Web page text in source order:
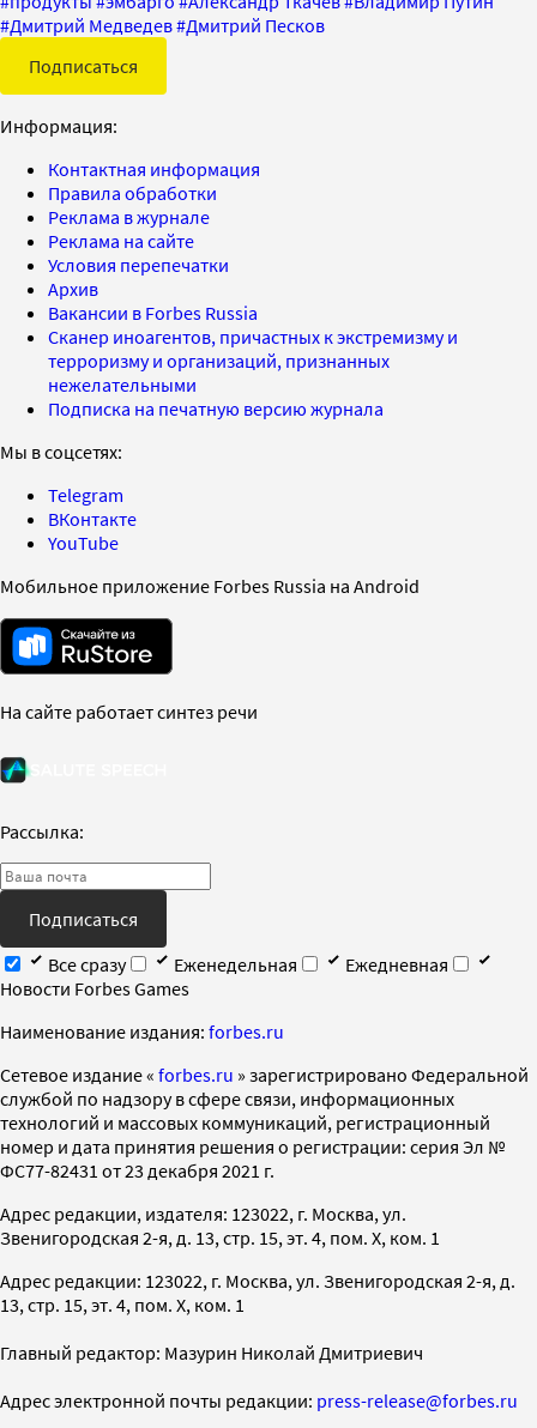
#Дмитрий Медведев#Дмитрий Песков
Подписаться
Информация:
Контактная информация
Правила обработки
Реклама в журнале
Реклама на сайте
Условия перепечатки
Архив
Вакансии в Forbes Russia
Сканер иноагентов, причастных к экстремизму и
терроризму и организаций, признанных
нежелательными
Подписка на печатную версию журнала
Мы в соцсетях:
Telegram
ВКонтакте
YouTube
Мобильное приложение Forbes Russia на Android
На сайте работает синтез речи
Рассылка:
Подписаться
Все сразу
Еженедельная
Ежедневная
Новости Forbes Games
Наименование издания: forbes.ru
Cетевое издание « forbes.ru » зарегистрировано Федеральной
службой по надзору в сфере связи, информационных
технологий и массовых коммуникаций, регистрационный
номер и дата принятия решения о регистрации: серия Эл №
ФС77-82431 от 23 декабря 2021 г.
Адрес редакции, издателя: 123022, г. Москва, ул.
Звенигородская 2-я, д. 13, стр. 15, эт. 4, пом. X, ком. 1
Адрес редакции: 123022, г. Москва, ул. Звенигородская 2-я, д.
13, стр. 15, эт. 4, пом. X, ком. 1
Главный редактор: Мазурин Николай Дмитриевич
Адрес электронной почты редакции: press-release@forbes.ru